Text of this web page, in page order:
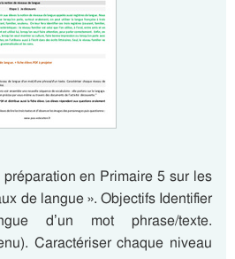
en Primaire 5 sur les
de langue ». Objectifs Identifier
d’un mot phrase/texte.
Caractériser chaque niveau